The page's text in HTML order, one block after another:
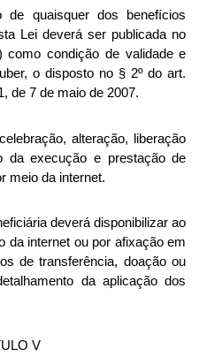
de quaisquer dos benefícios
Lei deverá ser publicada no
como condição de validade e
o disposto no § 2º do art.
de 7 de maio de 2007.
alteração, liberação
da execução e prestação de
meio da internet.
deverá disponibilizar ao
da internet ou por afixação em
de transferência, doação ou
da aplicação dos
V